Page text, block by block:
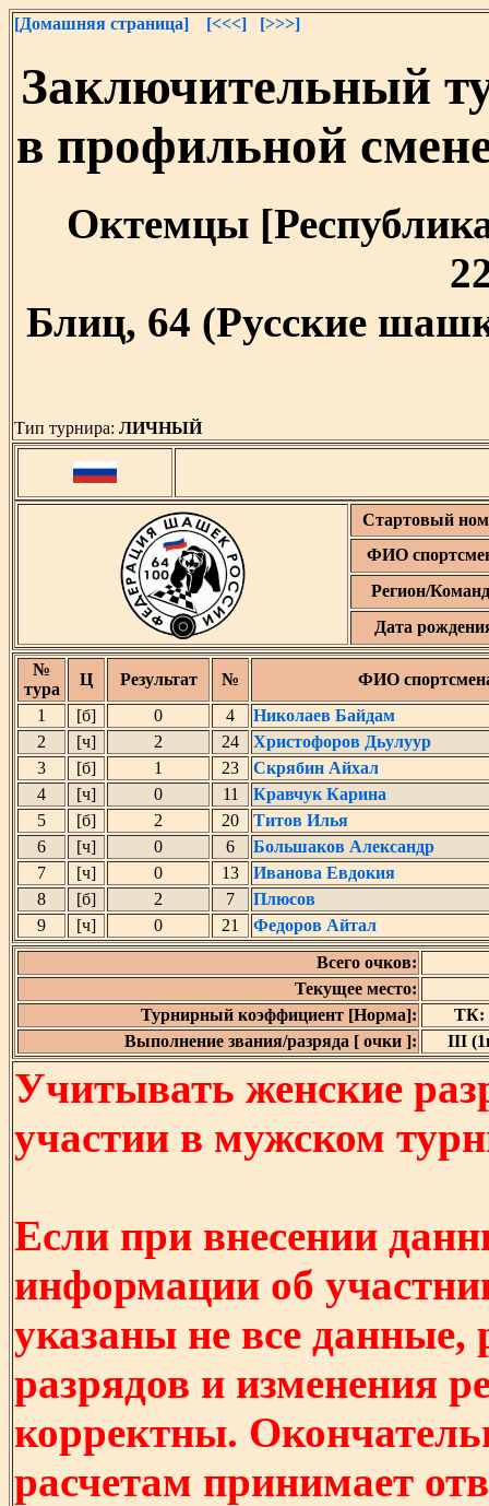
[Домашняя страница] [<<<] [>>>]
Заключительный
в профильной
Октемцы
Блиц, 64 (Русские
Тип турнира: ЛИЧНЫЙ
Стартовый
ФИО
Регион/
Дата
№
тура
Ц Результат №
ФИО
1
[б] 0 4
Николаев Байдам
2
[ч] 2 24
Христофоров Дьулуур
3
[б] 1 23
Скрябин Айхал
4
[ч] 0 11
Кравчук Карина
5
[б] 2 20
Титов Илья
6
[ч] 0 6
Большаков Александр
7
[ч] 0 13
Иванова Евдокия
8
[б] 2 7
Плюсов
9
[ч] 0 21
Федоров Айтал
Всего очков:
Текущее место:
Турнирный коэффициент [Норма]:
ТК:
Выполнение звания/разряда [ очки ]:
III
Учитывать женские
участии в мужском
Если при внесении
информации об
указаны не все
разрядов и изменения
корректны.
расчетам принимает